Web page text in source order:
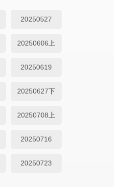
20250527
20250606上
20250619
20250627下
20250708上
20250716
20250723